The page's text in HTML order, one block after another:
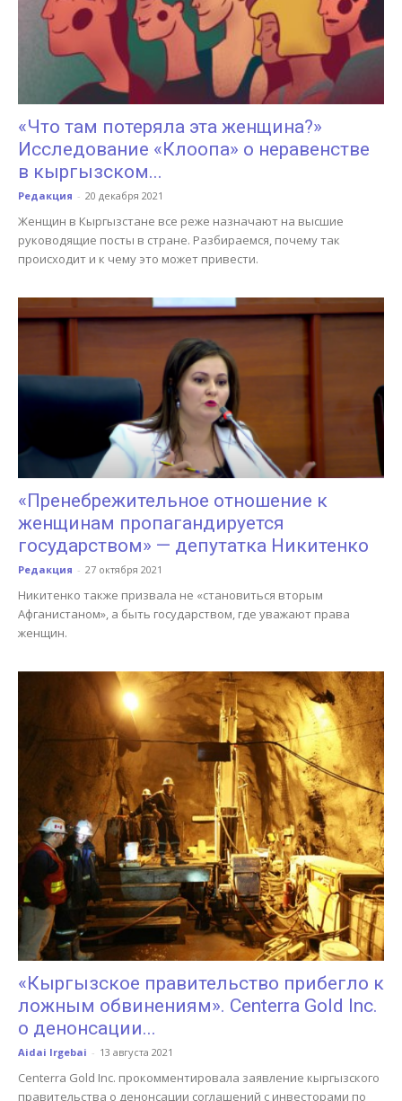
«Что там потеряла эта женщина?»
Исследование «Клоопа» о неравенстве
в кыргызском...
Редакция - 20 декабря 2021
Женщин в Кыргызстане все реже назначают на высшие
руководящие посты в стране. Разбираемся, почему так
происходит и к чему это может привести.
«Пренебрежительное отношение к
женщинам пропагандируется
государством» — депутатка Никитенко
Редакция - 27 октября 2021
Никитенко также призвала не «становиться вторым
Афганистаном», а быть государством, где уважают права
женщин.
«Кыргызское правительство прибегло к
ложным обвинениям». Centerra Gold Inc.
о денонсации...
Aidai Irgebai - 13 августа 2021
Centerra Gold Inc. прокомментировала заявление кыргызского
правительства о денонсации соглашений с инвесторами по